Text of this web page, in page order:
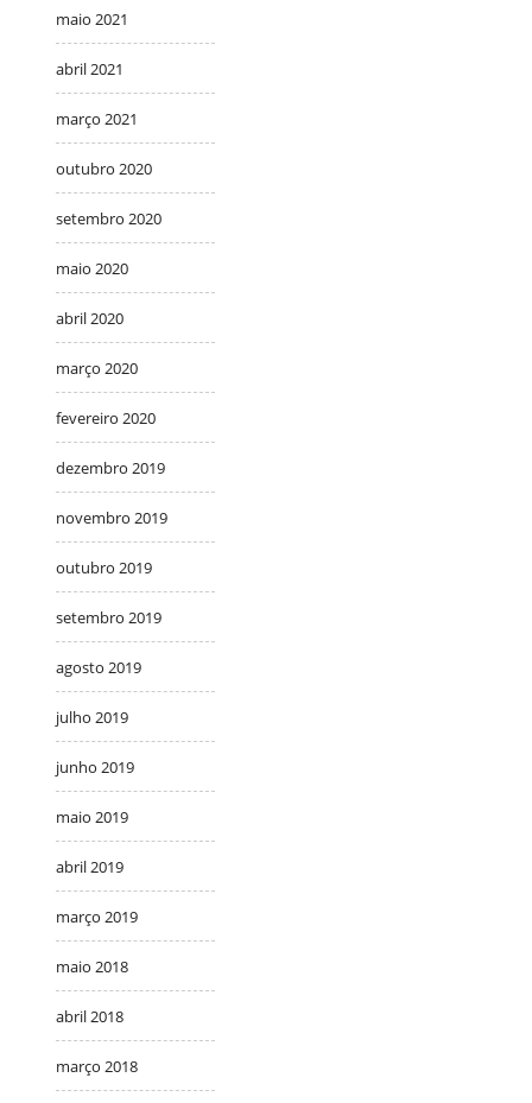
maio 2021
abril 2021
março 2021
outubro 2020
setembro 2020
maio 2020
abril 2020
março 2020
fevereiro 2020
dezembro 2019
novembro 2019
outubro 2019
setembro 2019
agosto 2019
julho 2019
junho 2019
maio 2019
abril 2019
março 2019
maio 2018
abril 2018
março 2018